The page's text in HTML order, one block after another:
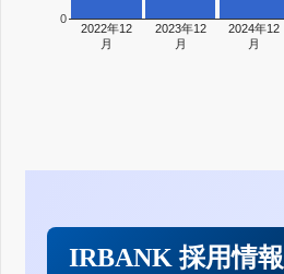
2022年12
月
2023年12
月
2024年12
月
0
IRBANK 採用情報